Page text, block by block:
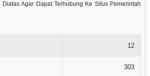
Agar Dapat Terhubung Ke Situs Pemerintah
12
303